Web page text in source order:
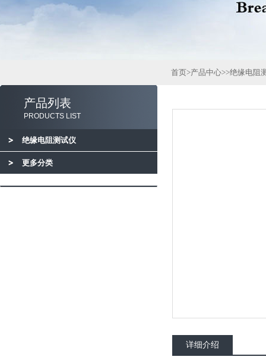
产品列表
PRODUCTS LIST
绝缘电阻测试仪
更多分类
首页>产品中心>>绝缘电阻
详细介绍